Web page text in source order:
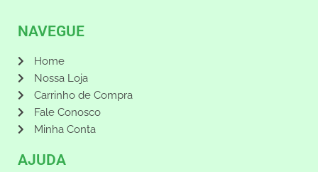
NAVEGUE
Home
Nossa Loja
Carrinho de Compra
Fale Conosco
Minha Conta
AJUDA